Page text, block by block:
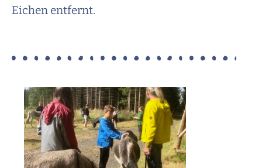
Eichen entfernt.